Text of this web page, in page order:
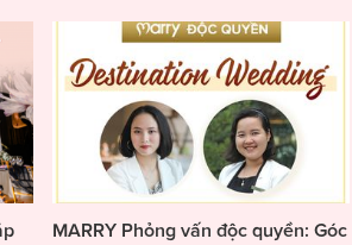
MARRY Phỏng vấn độc quyền: Góc